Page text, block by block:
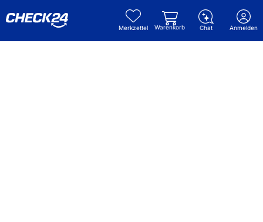
Merkzettel Warenkorb Chat Anmelden